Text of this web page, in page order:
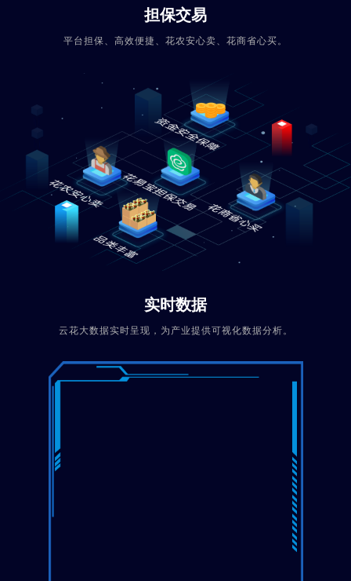
担保交易
平台担保、高效便捷、花农安心卖、花商省心买。
实时数据
云花大数据实时呈现，为产业提供可视化数据分析。